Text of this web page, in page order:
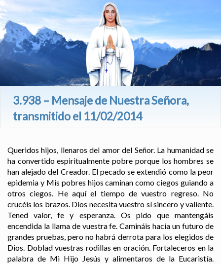
3.938 – Mensaje de Nuestra Señora,
transmitido el 11/02/2014
Queridos hijos, llenaros del amor del Señor. La humanidad se
ha convertido espiritualmente pobre porque los hombres se
han alejado del Creador. El pecado se extendió como la peor
epidemia y Mis pobres hijos caminan como ciegos guiando a
otros ciegos. He aquí el tiempo de vuestro regreso. No
crucéis los brazos. Dios necesita vuestro sí sincero y valiente.
Tened valor, fe y esperanza. Os pido que mantengáis
encendida la llama de vuestra fe. Camináis hacia un futuro de
grandes pruebas, pero no habrá derrota para los elegidos de
Dios. Doblad vuestras rodillas en oración. Fortaleceros en la
palabra de Mi Hijo Jesús y alimentaros de la Eucaristía.